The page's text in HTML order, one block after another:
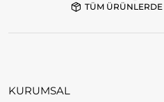
TÜM
KURUMSAL